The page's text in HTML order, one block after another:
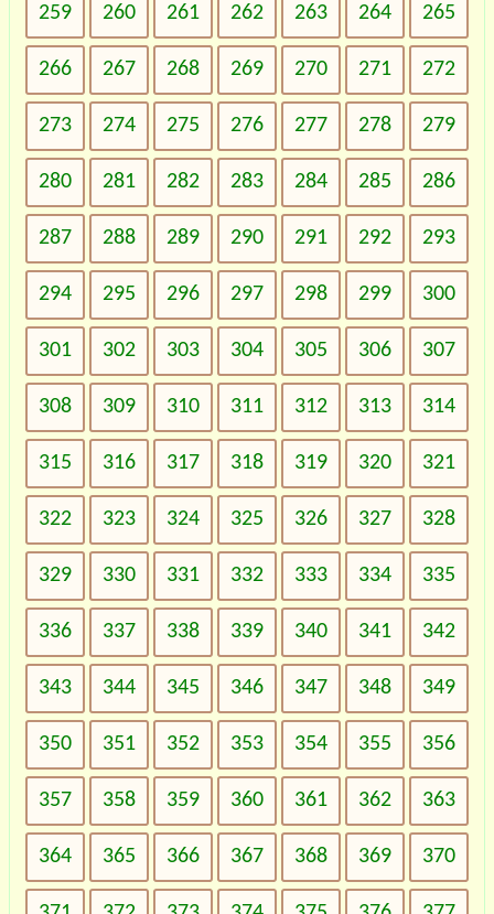
259 260 261 262 263 264 265
266 267 268 269 270 271 272
273 274 275 276 277 278 279
280 281 282 283 284 285 286
287 288 289 290 291 292 293
294 295 296 297 298 299 300
301 302 303 304 305 306 307
308 309 310 311 312 313 314
315 316 317 318 319 320 321
322 323 324 325 326 327 328
329 330 331 332 333 334 335
336 337 338 339 340 341 342
343 344 345 346 347 348 349
350 351 352 353 354 355 356
357 358 359 360 361 362 363
364 365 366 367 368 369 370